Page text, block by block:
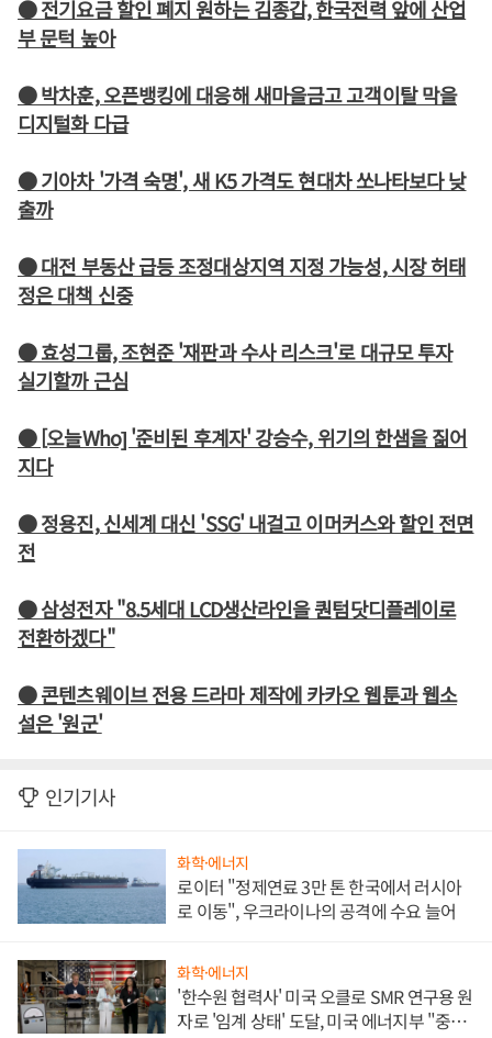
● 전기요금 할인 폐지 원하는 김종갑, 한국전력 앞에 산업
부 문턱 높아
● 박차훈, 오픈뱅킹에 대응해 새마을금고 고객이탈 막을
디지털화 다급
● 기아차 '가격 숙명', 새 K5 가격도 현대차 쏘나타보다 낮
출까
● 대전 부동산 급등 조정대상지역 지정 가능성, 시장 허태
정은 대책 신중
● 효성그룹, 조현준 '재판과 수사 리스크'로 대규모 투자
실기할까 근심
● [오늘Who] '준비된 후계자' 강승수, 위기의 한샘을 짊어
지다
● 정용진, 신세계 대신 'SSG' 내걸고 이머커스와 할인 전면
전
● 삼성전자 "8.5세대 LCD생산라인을 퀀텀닷디플레이로
전환하겠다"
● 콘텐츠웨이브 전용 드라마 제작에 카카오 웹툰과 웹소
설은 '원군'
인기기사
화학·에너지
로이터 "정제연료 3만 톤 한국에서 러시아
로 이동", 우크라이나의 공격에 수요 늘어
화학·에너지
'한수원 협력사' 미국 오클로 SMR 연구용 원
자로 '임계 상태' 도달, 미국 에너지부 "중요